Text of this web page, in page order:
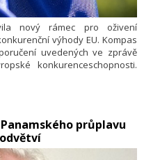
nový rámec pro oživení
výhody EU. Kompas
uvedených ve zprávě
konkurenceschop­nosti.
letech a převádí doporučení
jež mají zajistit budoucí
průplavu